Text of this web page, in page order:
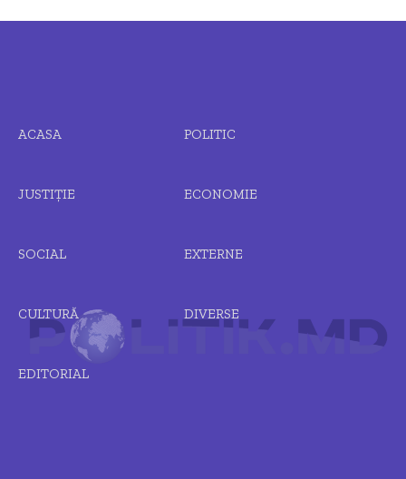
ACASA POLITIC
JUSTIȚIE ECONOMIE
SOCIAL EXTERNE
CULTURĂ DIVERSE
EDITORIAL